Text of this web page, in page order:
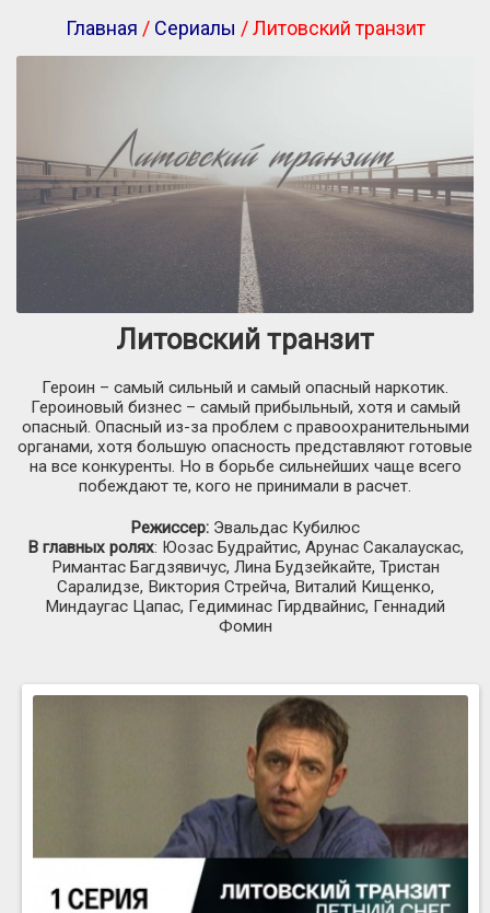
Главная / Сериалы / Литовский транзит
Литовский транзит
Героин – самый сильный и самый опасный наркотик.
Героиновый бизнес – самый прибыльный, хотя и самый
опасный. Опасный из-за проблем с правоохранительными
органами, хотя большую опасность представляют готовые
на все конкуренты. Но в борьбе сильнейших чаще всего
побеждают те, кого не принимали в расчет.
Режиссер: Эвальдас Кубилюс
В главных ролях: Юозас Будрайтис, Арунас Сакалаускас,
Римантас Багдзявичус, Лина Будзейкайте, Тристан
Саралидзе, Виктория Стрейча, Виталий Кищенко,
Миндаугас Цапас, Гедиминас Гирдвайнис, Геннадий
Фомин